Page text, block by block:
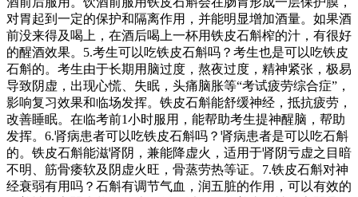
对胃起到一定的保护和隔离作用，并能明显增加酒量。如果酒
前没来得及喝上，在酒后喝上一杯用铁皮石斛榨的汁，有很好
的醒酒效果。5.考生可以吃铁皮石斛吗？考生也是可以吃铁皮
石斛的。考生由于长期用脑过度，熬夜过度，精神紧张，极易
导致阴虚，出现心慌、失眠，头痛脑胀等“考试疲劳综合症”，
影响复习效果和临场发挥。铁皮石斛能舒缓神经，抵抗疲劳，
改善睡眠。在临考前1小时服用，能帮助考生提神醒脑，帮助
发挥。6.肾病患者可以吃铁皮石斛吗？肾病患者是可以吃石斛
的。铁皮石斛能滋肾阴，兼能降虚火，适用于肾阴亏虚之目暗
不明、筋骨痿软及阴虚火旺，骨蒸劳热等证。7.铁皮石斛对神
经衰弱有用吗？石斛有调节气血，润五脏的作用，可以有效的